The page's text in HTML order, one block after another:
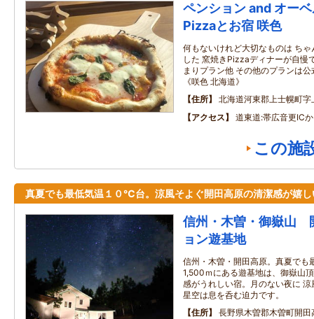
ペンション and オー
Pizzaとお宿 咲色
何もないけれど大切なものは ち
した 窯焼きPizzaディナーが自慢
まりプラン他 その他のプランは
《咲色 北海道》
住所
北海道河東郡上士幌町
アクセス
道東道:帯広音更IC
この施
真夏でも最低気温１０℃台。涼風そよぐ開田高原の清潔感が嬉し
信州・木曽・御嶽山
ョン遊基地
信州・木曽・開田高原。真夏でも
1,500ｍにある遊基地は、御嶽山
感がうれしい宿。月のない夜に
星空は息を呑む迫力です。
住所
長野県木曽郡木曽町開